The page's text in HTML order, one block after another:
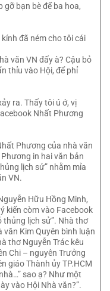
bạn bè để ba hoa,
đã ném cho tôi cái
văn VN đấy à? Cậu bỏ
thỉu vào Hội, để phỉ
ra. Thấy tôi ú ớ, vị
Nhất Phương
Phương của nhà văn
in hai văn bản
lịch sử” nhằm mỉa
VN.
Hữu Hồng Minh,
kiến còm vào Facebook
thủng lịch sử”. Nhà thơ
văn Kim Quyên bình luận
thơ Nguyễn Trác kêu
Chi – nguyên Trưởng
giáo Thành ủy TP.HCM
sao ạ? Như một
vào Hội Nhà văn?”.